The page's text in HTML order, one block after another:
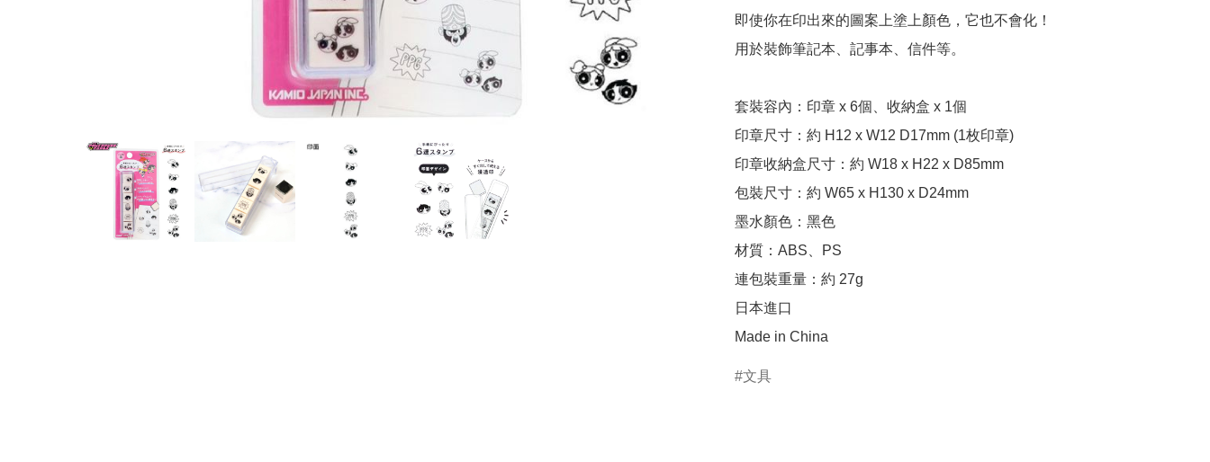
即使你在印出來的圖案上塗上顏色，它也不會化！
用於裝飾筆記本、記事本、信件等。
套裝容內：印章 x 6個、收納盒 x 1個
印章尺寸：約 H12 x W12 D17mm (1枚印章)
印章收納盒尺寸：約 W18 x H22 x D85mm
包裝尺寸：約 W65 x H130 x D24mm
墨水顏色：黑色
材質：ABS、PS
連包裝重量：約 27g
日本進口
Made in China
文具